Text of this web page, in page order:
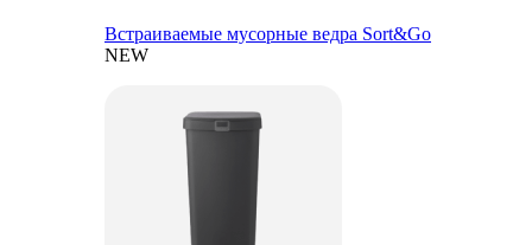
Встраиваемые мусорные ведра Sort&Go
NEW